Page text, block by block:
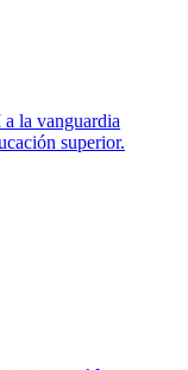
la vanguardia
superior.